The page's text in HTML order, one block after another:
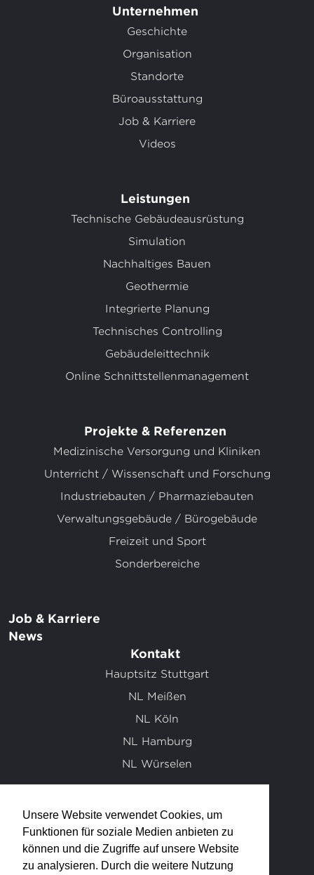
Unsere Website verwendet Cookies, um
Funktionen für soziale Medien anbieten zu
können und die Zugriffe auf unsere Website
zu analysieren. Durch die weitere Nutzung
Unternehmen
Geschichte
Organisation
Standorte
Büroausstattung
Job & Karriere
Videos
Leistungen
Technische Gebäudeausrüstung
Simulation
Nachhaltiges Bauen
Geothermie
Integrierte Planung
Technisches Controlling
Gebäudeleittechnik
Online Schnittstellenmanagement
Projekte & Referenzen
Medizinische Versorgung und Kliniken
Unterricht / Wissenschaft und Forschung
Industriebauten / Pharmaziebauten
Verwaltungsgebäude / Bürogebäude
Freizeit und Sport
Sonderbereiche
Job & Karriere
News
Kontakt
Hauptsitz Stuttgart
NL Meißen
NL Köln
NL Hamburg
NL Würselen
info@klett-ingenieur-gmbh.de
0711 / 95 19 30 - 0